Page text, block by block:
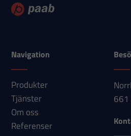
Navigation
Produkter
Tjänster
Om oss
Referenser
661